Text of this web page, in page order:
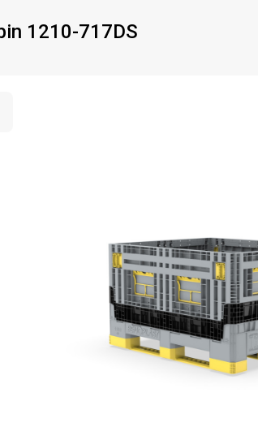
1210-717DS